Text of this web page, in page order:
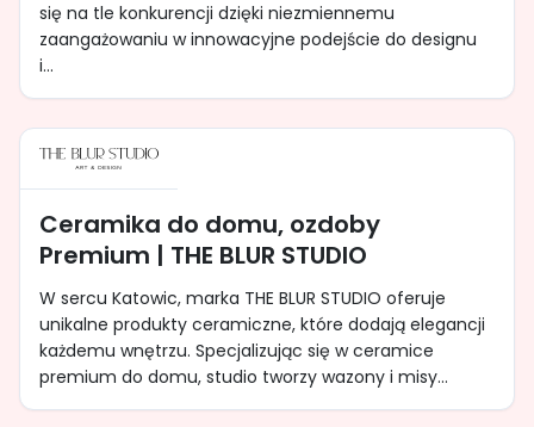
się na tle konkurencji dzięki niezmiennemu
zaangażowaniu w innowacyjne podejście do designu
i...
Ceramika do domu, ozdoby
Premium | THE BLUR STUDIO
W sercu Katowic, marka THE BLUR STUDIO oferuje
unikalne produkty ceramiczne, które dodają elegancji
każdemu wnętrzu. Specjalizując się w ceramice
premium do domu, studio tworzy wazony i misy...